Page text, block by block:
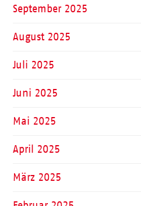
September 2025
August 2025
Juli 2025
Juni 2025
Mai 2025
April 2025
März 2025